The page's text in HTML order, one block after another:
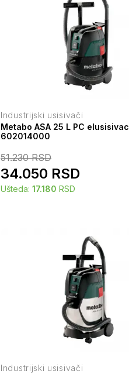
Industrijski usisivači
Metabo ASA 25 L PC elusisivac
602014000
51.230RSD
34.050 RSD
Ušteda: 17.180 RSD
Industrijski usisivači